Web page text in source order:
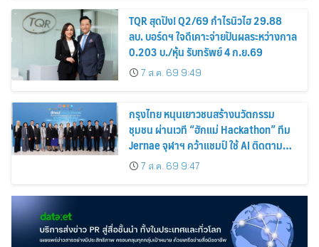
TQR สุดปัง! Q2/69 กำไรนิวไฮ 29.88
ลบ. บอร์ดฯ ใจดีเคาะจ่ายปันผลระหว่างกาล
0.203 บ./หุ้น รับทรัพย์ 4 ก.ย.69
7 ส.ค. 69 9:49
กรุงไทย หนุนเยาวชนสร้างนวัตกรรม
ชุมชน ผ่านเวที “ฮักแม่ Hackathon” ทีม
Jernae จุฬาฯ คว้าแชมป์ ใช้ AI ติดตาม
ทรัพย์สินสูญหาย
7 ส.ค. 69 9:47